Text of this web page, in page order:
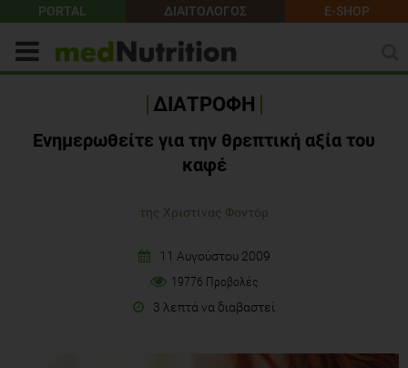
PORTAL ΔΙΑΙΤΟΛΟΓΟΣ E-SHOP
ΔΙΑΤΡΟΦΗ
Ενημερωθείτε για την θρεπτική αξία του
καφέ
της Χριστίνας Φοντόρ
11 Αυγούστου 2009
19776 Προβολές
3 λεπτά να διαβαστεί